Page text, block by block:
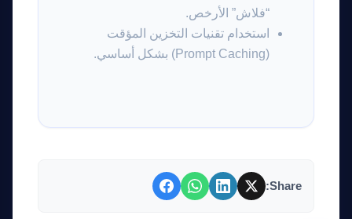
“فلاش” الأرخص.
استخدام تقنيات التخزين المؤقت
(Prompt Caching) بشكل أساسي.
Share: